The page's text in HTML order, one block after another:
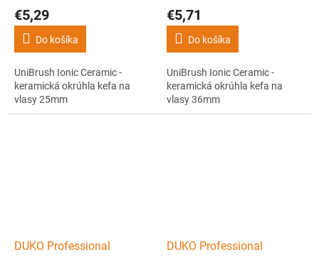
€5,29
Do košíka
UniBrush Ionic Ceramic -
keramická okrúhla kefa na
vlasy 25mm
€5,71
Do košíka
UniBrush Ionic Ceramic -
keramická okrúhla kefa na
vlasy 36mm
DUKO Professional
DUKO Professional